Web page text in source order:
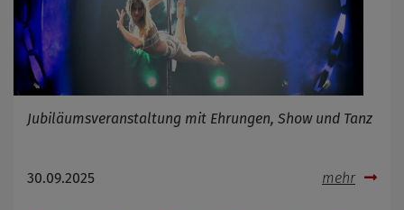
Jubiläumsveranstaltung mit Ehrungen, Show und Tanz
30.09.2025 mehr